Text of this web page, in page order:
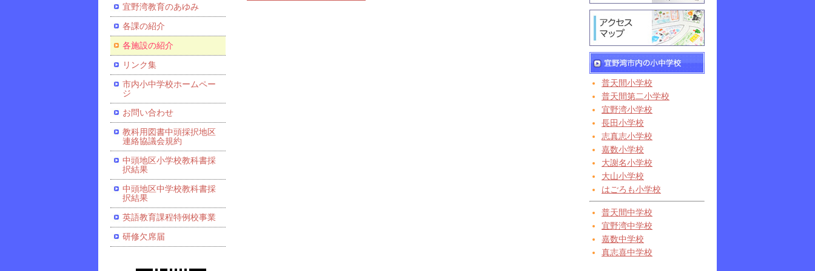
宜野湾教育のあゆみ
各課の紹介
各施設の紹介
リンク集
市内小中学校ホームペー
ジ
お問い合わせ
教科用図書中頭採択地区
連絡協議会規約
中頭地区小学校教科書採
択結果
中頭地区中学校教科書採
択結果
英語教育課程特例校事業
研修欠席届
普天間小学校
普天間第二小学校
宜野湾小学校
長田小学校
志真志小学校
嘉数小学校
大謝名小学校
大山小学校
はごろも小学校
普天間中学校
宜野湾中学校
嘉数中学校
真志喜中学校